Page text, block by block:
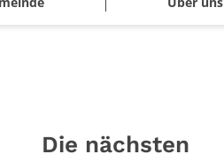
Die nächsten